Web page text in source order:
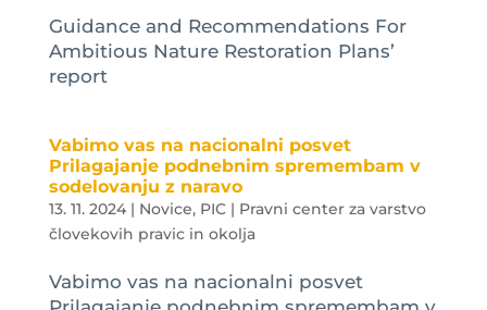
Guidance and Recommendations For
Ambitious Nature Restoration Plans’
report
Vabimo vas na nacionalni posvet
Prilagajanje podnebnim spremembam v
sodelovanju z naravo
13. 11. 2024| Novice, PIC | Pravni center za varstvo
človekovih pravic in okolja
Vabimo vas na nacionalni posvet